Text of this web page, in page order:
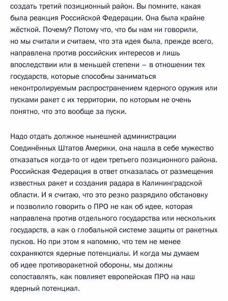
создать третий позиционный район. Вы помните, какая
была реакция Российской Федерации. Она была крайне
жёсткой. Почему? Потому что, что бы нам ни говорили,
но мы считали и считаем, что эта идея была, прежде всего,
направлена против российских интересов и лишь
впоследствии или в меньшей степени – в отношении тех
государств, которые способны заниматься
неконтролируемым распространением ядерного оружия или
пусками ракет с их территории, по которым не очень
понятно, что это вообще за пуски.
Надо отдать должное нынешней администрации
Соединённых Штатов Америки, она нашла в себе мужество
отказаться когда‑то от идеи третьего позиционного района.
Российская Федерация в ответ отказалась от размещения
известных ракет и создания радара в Калининградской
области. И я считаю, что это резко разрядило обстановку
и позволило говорить о ПРО не как об идее, которая
направлена против отдельного государства или нескольких
государств, а как о глобальной системе защиты от ракетных
пусков. Но при этом я напомню, что тем не менее
сохраняются ядерные потенциалы. И когда мы думаем
об идее противоракетной обороны, мы должны
сопоставлять, как повлияет европейская ПРО на наш
ядерный потенциал.